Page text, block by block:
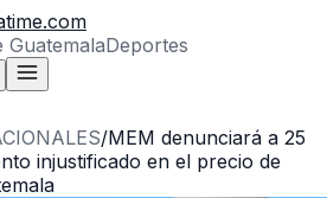
GuatemalaDeportes
/MEM denunciará a 25
injustificado en el precio de